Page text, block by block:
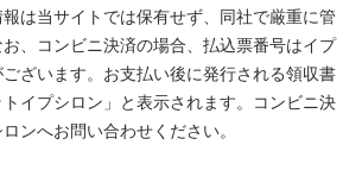
は当サイトでは保有せず、同社で厳重に管
、コンビニ決済の場合、払込票番号はイプ
ざいます。お支払い後に発行される領収書
イプシロン」と表示されます。コンビニ決
ンへお問い合わせください。